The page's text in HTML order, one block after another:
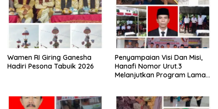
Wamen RI Giring Ganesha
Hadiri Pesona Tabuik 2026
Penyampaian Visi Dan Misi,
Hanafi Nomor Urut.3
Melanjutkan Program Lama